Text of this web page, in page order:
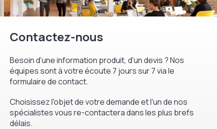
Contactez-nous
Besoin d'une information produit, d'un devis ? Nos
équipes sont à votre écoute 7 jours sur 7 via le
formulaire de contact.
Choisissez l'objet de votre demande et l'un de nos
spécialistes vous re-contactera dans les plus brefs
délais.